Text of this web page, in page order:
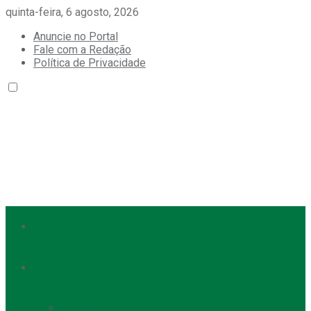
quinta-feira, 6 agosto, 2026
Anuncie no Portal
Fale com a Redação
Política de Privacidade